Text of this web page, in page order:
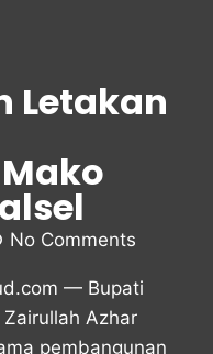
Letakan
No Comments
— Bupati
Azhar
pembangunan